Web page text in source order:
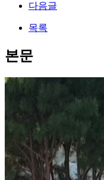
다음글
목록
본문